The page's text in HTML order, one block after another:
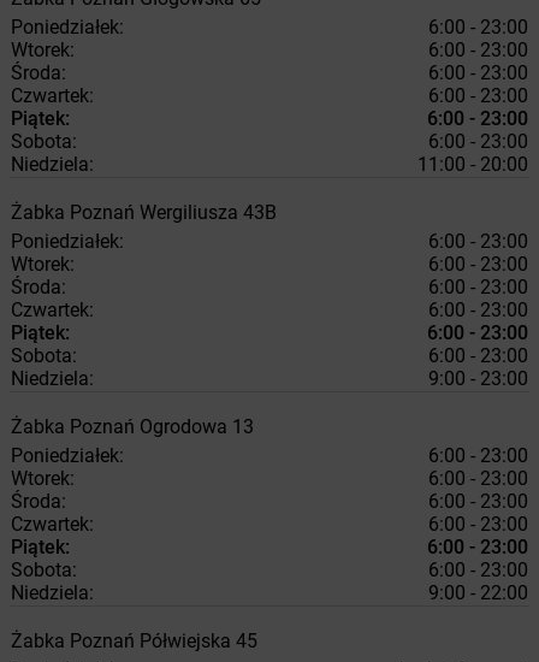
Poniedziałek:
6:00 - 23:00
Wtorek:
6:00 - 23:00
Środa:
6:00 - 23:00
Czwartek:
6:00 - 23:00
Piątek:
6:00 - 23:00
Sobota:
6:00 - 23:00
Niedziela:
11:00 - 20:00
Żabka Poznań Wergiliusza 43B
Poniedziałek:
6:00 - 23:00
Wtorek:
6:00 - 23:00
Środa:
6:00 - 23:00
Czwartek:
6:00 - 23:00
Piątek:
6:00 - 23:00
Sobota:
6:00 - 23:00
Niedziela:
9:00 - 23:00
Żabka Poznań Ogrodowa 13
Poniedziałek:
6:00 - 23:00
Wtorek:
6:00 - 23:00
Środa:
6:00 - 23:00
Czwartek:
6:00 - 23:00
Piątek:
6:00 - 23:00
Sobota:
6:00 - 23:00
Niedziela:
9:00 - 22:00
Żabka Poznań Półwiejska 45